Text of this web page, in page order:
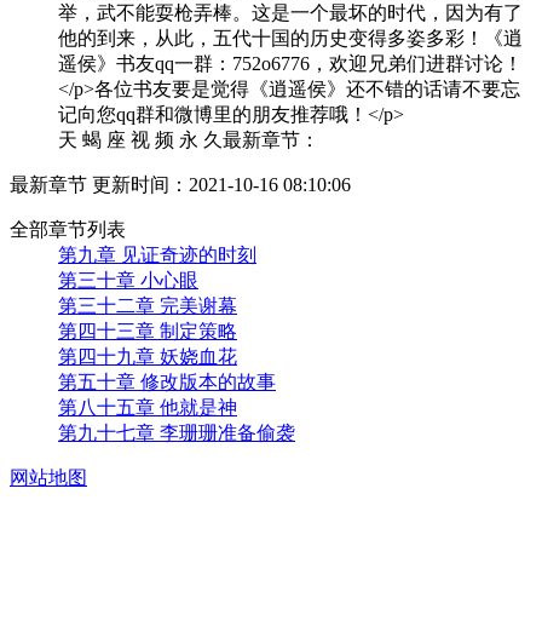
举，武不能耍枪弄棒。这是一个最坏的时代，因为有了
他的到来，从此，五代十国的历史变得多姿多彩！《逍
遥侯》书友qq一群：752o6776，欢迎兄弟们进群讨论！
</p>各位书友要是觉得《逍遥侯》还不错的话请不要忘
记向您qq群和微博里的朋友推荐哦！</p>
天 蝎 座 视 频 永 久最新章节：
最新章节 更新时间：2021-10-16 08:10:06
全部章节列表
第九章 见证奇迹的时刻
第三十章 小心眼
第三十二章 完美谢幕
第四十三章 制定策略
第四十九章 妖娆血花
第五十章 修改版本的故事
第八十五章 他就是神
第九十七章 李珊珊准备偷袭
网站地图